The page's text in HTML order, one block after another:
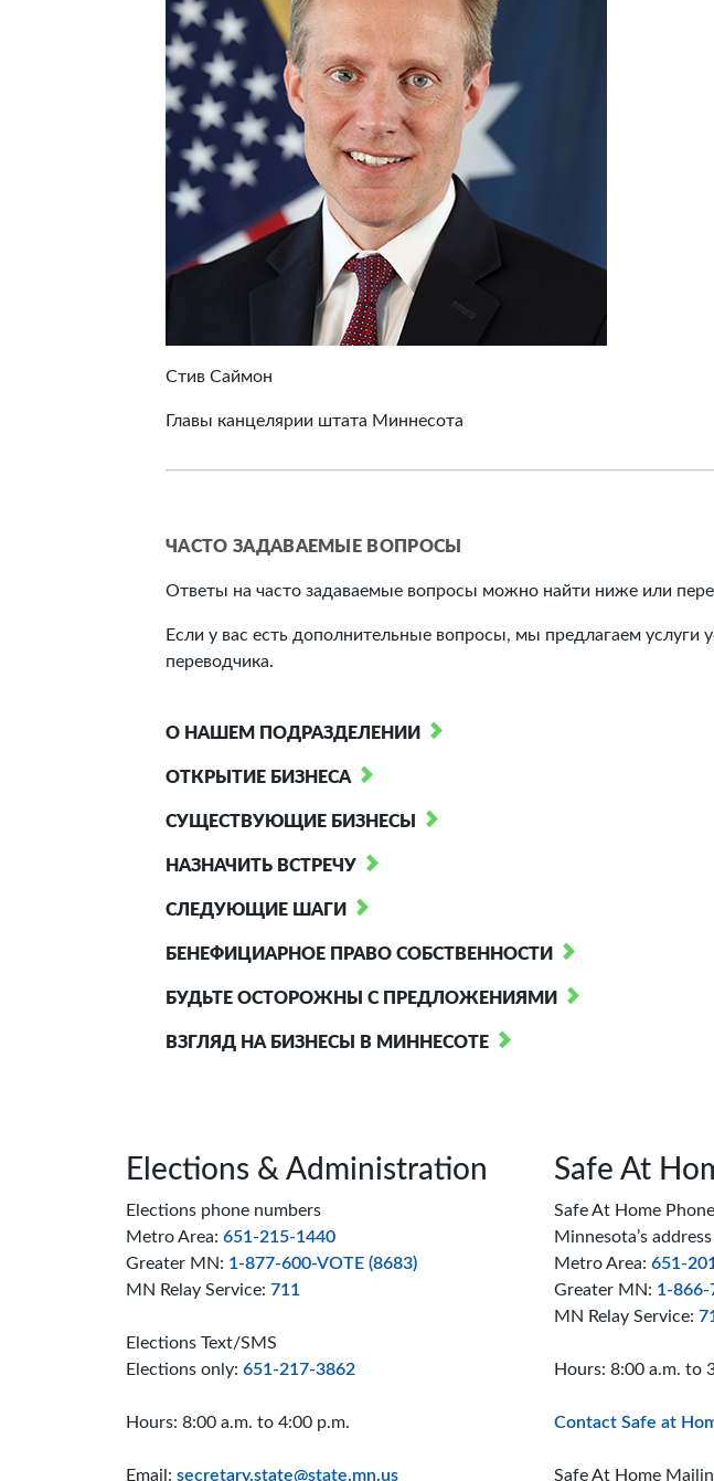
Стив Саймон
Главы канцелярии штата Миннесота
ЧАСТО ЗАДАВАЕМЫЕ ВОПРОСЫ
Ответы на часто задаваемые вопросы можно найти ниже или
Если у вас есть дополнительные вопросы, мы предлагаем
переводчика.
О НАШЕМ ПОДРАЗДЕЛЕНИИ
ОТКРЫТИЕ БИЗНЕСА
СУЩЕСТВУЮЩИЕ БИЗНЕСЫ
НАЗНАЧИТЬ ВСТРЕЧУ
СЛЕДУЮЩИЕ ШАГИ
БЕНЕФИЦИАРНОЕ ПРАВО СОБСТВЕННОСТИ
БУДЬТЕ ОСТОРОЖНЫ С ПРЕДЛОЖЕНИЯМИ
ВЗГЛЯД НА БИЗНЕСЫ В МИННЕСОТЕ
Page footerElections & Administration
Elections phone numbers
Metro Area: 651-215-1440
Greater MN: 1-877-600-VOTE (8683)
MN Relay Service: 711
Elections Text/SMS
Elections only: 651-217-3862
Hours: 8:00 a.m. to 4:00 p.m.
Email: secretary.state@state.mn.us
Safe At
Safe At Home
Minnesota’s
Metro Area: 651-
Greater MN: 1-866-
MN Relay Service:
Hours: 8:00 a.m. to
Contact Safe at
Safe At Home